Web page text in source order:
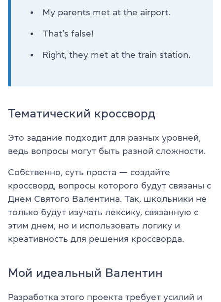
My parents met at the airport.
That’s false!
Right, they met at the train station.
Тематический кроссворд
Это задание подходит для разных уровней,
ведь вопросы могут быть разной сложности.
Собственно, суть проста — создайте
кроссворд, вопросы которого будут связаны с
Днем Святого Валентина. Так, школьники не
только будут изучать лексику, связанную с
этим днем, но и использовать логику и
креативность для решения кроссворда.
Мой идеальный Валентин
Разработка этого проекта требует усилий и